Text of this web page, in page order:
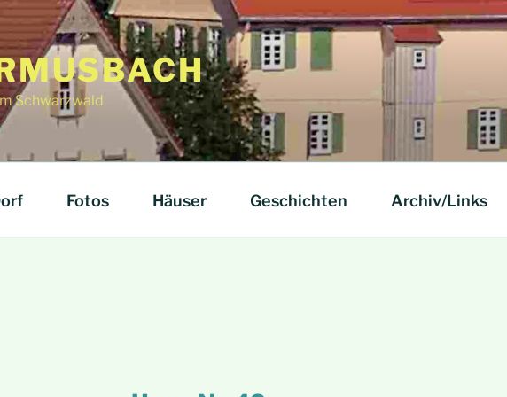
Schwarzwald
Fotos Häuser Geschichten Archiv/Links